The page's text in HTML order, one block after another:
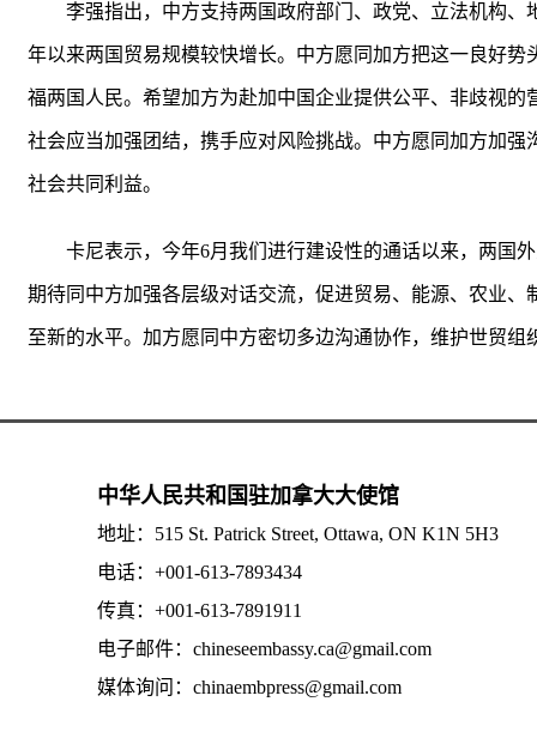
李强指出，中方支持两国政府部门、政党、立法机构
年以来两国贸易规模较快增长。中方愿同加方把这一良好
福两国人民。希望加方为赴加中国企业提供公平、非歧视
社会应当加强团结，携手应对风险挑战。中方愿同加方加
社会共同利益。
卡尼表示，今年6月我们进行建设性的通话以来，两国
期待同中方加强各层级对话交流，促进贸易、能源、农业
至新的水平。加方愿同中方密切多边沟通协作，维护世贸
中华人民共和国驻加拿大大使馆
地址：515 St. Patrick Street, Ottawa, ON K1N 5H3
电话：+001-613-7893434
传真：+001-613-7891911
电子邮件：chineseembassy.ca@gmail.com
媒体询问：chinaembpress@gmail.com